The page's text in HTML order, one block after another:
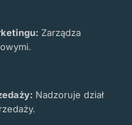
Zarządza
Nadzoruje dział